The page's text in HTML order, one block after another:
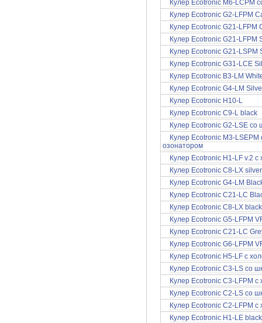
Кулер Ecotronic M6-LCPM
Кулер Ecotronic G2-LFPM
Кулер Ecotronic G21-LFPM
Кулер Ecotronic G21-LFPM
Кулер Ecotronic G21-
Кулер Ecotronic G31-LCE
Кулер Ecotronic B3-LM
Кулер Ecotronic G4-LM
Кулер Ecotronic H10-L
Кулер Ecotronic C9-L black
Кулер Ecotronic G2-LSE
Кулер Ecotronic M3-
озонатором
Кулер Ecotronic H1-LF v.2 с
Кулер Ecotronic C8-LX
Кулер Ecotronic G4-LM
Кулер Ecotronic C21-LC
Кулер Ecotronic C8-LX
Кулер Ecotronic G5-LFPM
Кулер Ecotronic C21-LC
Кулер Ecotronic G6-LFPM
Кулер Ecotronic H5-LF с
Кулер Ecotronic C3-LS со
Кулер Ecotronic C3-LFPM с
Кулер Ecotronic C2-LS со
Кулер Ecotronic C2-LFPM с
Кулер Ecotronic H1-LE